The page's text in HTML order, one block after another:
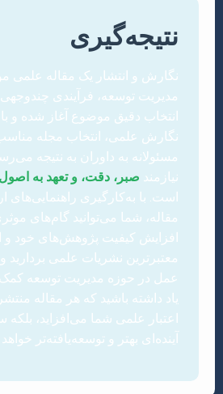
نتیجه‌گیری
نگارش و انتشار یک مقاله علمی
مدیریت توسعه، فرآیندی
انتخاب دقیق موضوع آغاز شده و
نگارش علمی، انتخاب مجله
مسئولانه به داوران به نتیجه
نیازمند صبر، دقت، و تعهد به
است. با به‌کارگیری راهنمایی‌های
مقاله، شما می‌توانید گام‌های
افزایش کیفیت پژوهش‌های خود و
معتبرترین نشریات علمی بردارید
عمل در حوزه مدیریت توسعه کمک
یاد داشته باشید که هر مقاله
اعتبار علمی شما می‌افزاید،
آینده‌ای بهتر و توسعه‌یافته‌تر